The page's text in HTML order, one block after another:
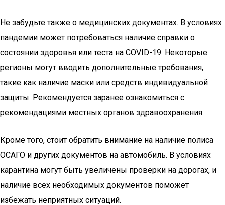
Не забудьте также о медицинских документах. В условиях
пандемии может потребоваться наличие справки о
состоянии здоровья или теста на COVID-19. Некоторые
регионы могут вводить дополнительные требования,
такие как наличие маски или средств индивидуальной
защиты. Рекомендуется заранее ознакомиться с
рекомендациями местных органов здравоохранения.
Кроме того, стоит обратить внимание на наличие полиса
ОСАГО и других документов на автомобиль. В условиях
карантина могут быть увеличены проверки на дорогах, и
наличие всех необходимых документов поможет
избежать неприятных ситуаций.